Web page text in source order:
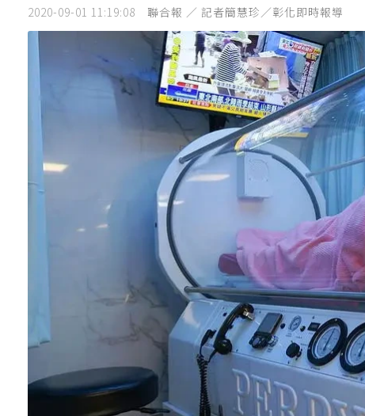
2020-09-01 11:19:08 聯合報 ／ 記者簡慧珍／彰化即時報導